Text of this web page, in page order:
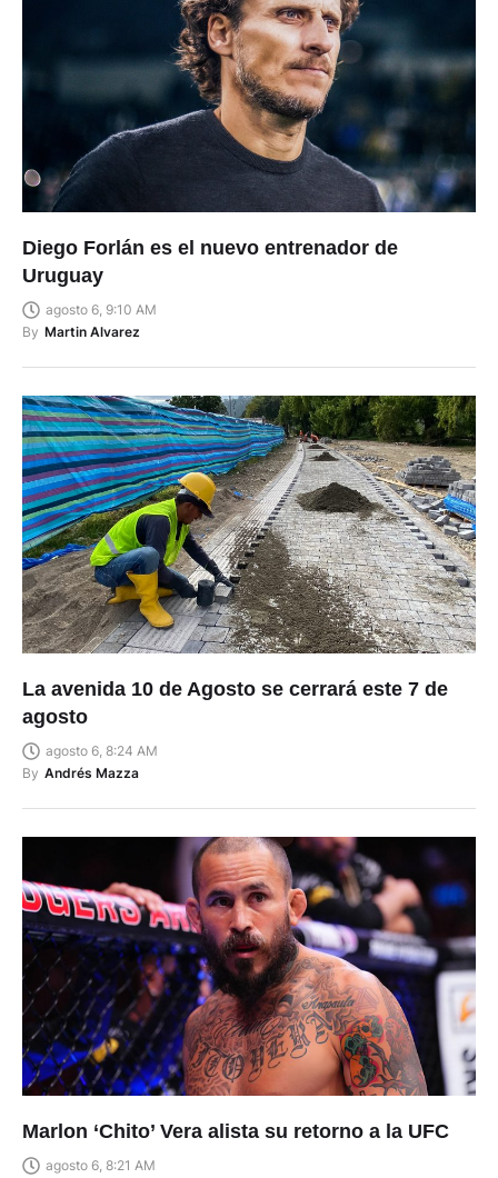
Diego Forlán es el nuevo entrenador de
Uruguay
agosto 6, 9:10 AM
By Martin Alvarez
La avenida 10 de Agosto se cerrará este 7 de
agosto
agosto 6, 8:24 AM
By Andrés Mazza
Marlon ‘Chito’ Vera alista su retorno a la UFC
agosto 6, 8:21 AM